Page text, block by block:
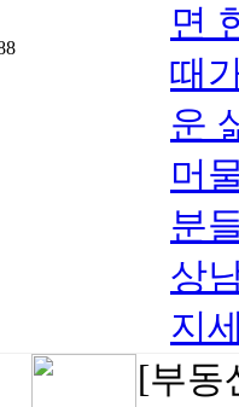
면
때
운
머
분
상
지
[부